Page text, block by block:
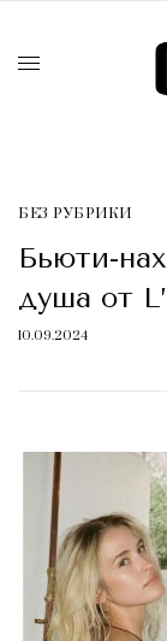
БЕЗ РУБРИКИ
Бьюти-
душа от
10.09.2024